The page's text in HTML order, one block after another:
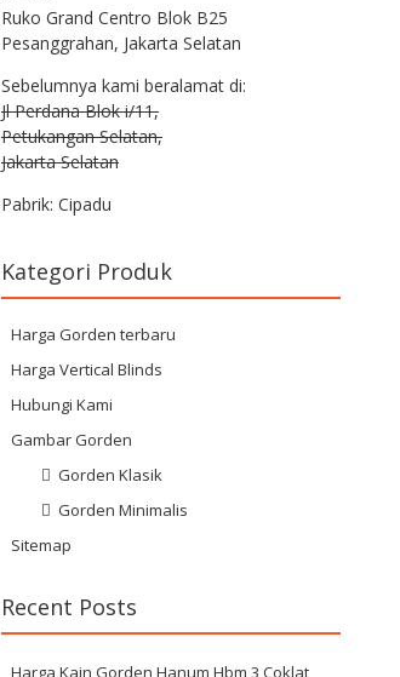
Ruko Grand Centro Blok B25
Pesanggrahan, Jakarta Selatan
Sebelumnya kami beralamat di:
Jl Perdana Blok i/11,
Petukangan Selatan,
Jakarta Selatan
Pabrik: Cipadu
Kategori Produk
Harga Gorden terbaru
Harga Vertical Blinds
Hubungi Kami
Gambar Gorden
Gorden Klasik
Gorden Minimalis
Sitemap
Recent Posts
Harga Kain Gorden Hanum Hbm 3 Coklat